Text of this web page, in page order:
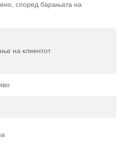
според барањата на
на клиентот